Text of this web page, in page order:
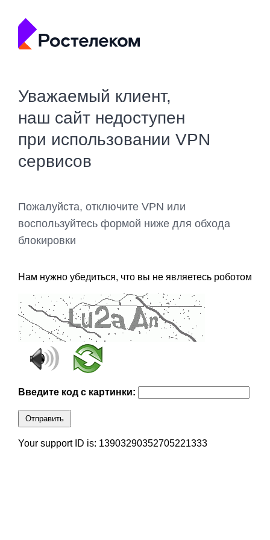
Уважаемый клиент,
наш сайт недоступен
при использовании VPN
сервисов
Пожалуйста, отключите VPN или
воспользуйтесь формой ниже для обхода
блокировки
Нам нужно убедиться, что вы не являетесь роботом
Введите код с картинки:
Отправить
Your support ID is: 13903290352705221333